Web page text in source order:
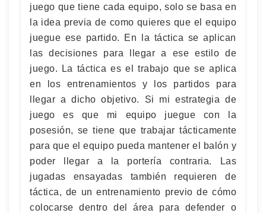
juego que tiene cada equipo, solo se basa en
la idea previa de como quieres que el equipo
juegue ese partido. En la táctica se aplican
las decisiones para llegar a ese estilo de
juego. La táctica es el trabajo que se aplica
en los entrenamientos y los partidos para
llegar a dicho objetivo. Si mi estrategia de
juego es que mi equipo juegue con la
posesión, se tiene que trabajar tácticamente
para que el equipo pueda mantener el balón y
poder llegar a la portería contraria. Las
jugadas ensayadas también requieren de
táctica, de un entrenamiento previo de cómo
colocarse dentro del área para defender o